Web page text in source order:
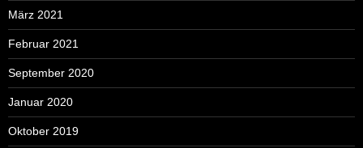
März 2021
Februar 2021
September 2020
Januar 2020
Oktober 2019